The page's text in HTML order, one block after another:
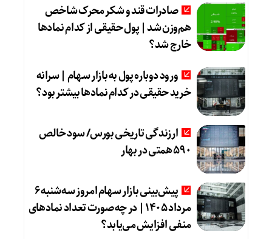
صادرات قند و شکر محرک شاخص
هم‌وزن شد | پول حقیقی از کدام نماد‌ها
خارج شد؟
ورود دوباره پول به بازار سهام | سرانه
خرید حقیقی در کدام نماد‌ها بیشتر بود؟
ارزندگی تاریخی بورس/ سود خالص
۵۹۰ همتی در بهار
پیش‌بینی بازار سهام امروز سه‌شنبه ۶
مرداد ۱۴۰۵ | در چه صورت تعداد نماد‌های
منفی افزایش می‌یابد؟